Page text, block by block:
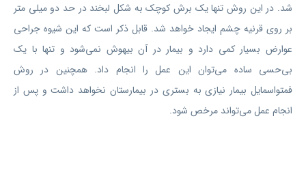
شد. در این روش تنها یک برش کوچک به شکل لبخند در حد دو میلی متر
بر روی قرنیه چشم ایجاد خواهد شد. قابل ذکر است که این شیوه جراحی
عوارض بسیار کمی دارد و بیمار در آن بیهوش نمی‌شود و تنها با یک
بی‌حسی ساده می‌توان این عمل را انجام داد. همچنین در روش
فمتواسمایل بیمار نیازی به بستری در بیمارستان نخواهد داشت و پس از
انجام عمل می‌تواند مرخص شود.